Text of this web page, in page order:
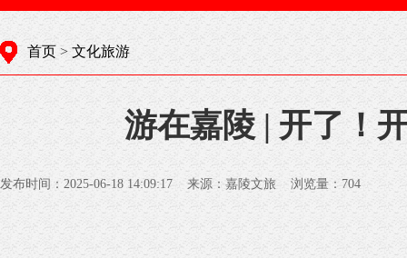
首页 > 文化旅游
游在嘉陵 | 开了！
发布时间：2025-06-18 14:09:17 来源：嘉陵文旅 浏览量： 704